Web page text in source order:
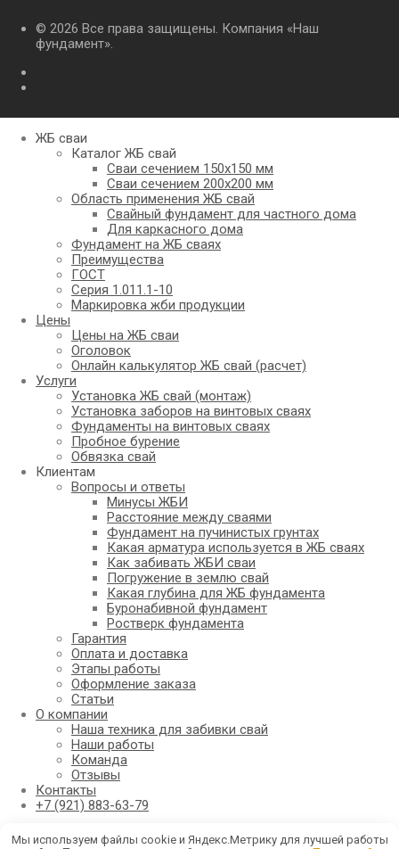
© 2026 Все права защищены. Компания «Наш
фундамент».
ЖБ сваи
Каталог ЖБ свай
Сваи сечением 150х150 мм
Сваи сечением 200х200 мм
Область применения ЖБ свай
Свайный фундамент для частного дома
Для каркасного дома
Фундамент на ЖБ сваях
Преимущества
ГОСТ
Серия 1.011.1-10
Маркировка жби продукции
Цены
Цены на ЖБ сваи
Оголовок
Онлайн калькулятор ЖБ свай (расчет)
Услуги
Установка ЖБ свай (монтаж)
Установка заборов на винтовых сваях
Фундаменты на винтовых сваях
Пробное бурение
Обвязка свай
Клиентам
Вопросы и ответы
Минусы ЖБИ
Расстояние между сваями
Фундамент на пучинистых грунтах
Какая арматура используется в ЖБ сваях
Как забивать ЖБИ сваи
Погружение в землю свай
Какая глубина для ЖБ фундамента
Буронабивной фундамент
Ростверк фундамента
Гарантия
Оплата и доставка
Этапы работы
Оформление заказа
Статьи
О компании
Наша техника для забивки свай
Наши работы
Команда
Отзывы
Контакты
+7 (921) 883-63-79
Мы используем файлы cookie и Яндекс.Метрику для лучшей работы